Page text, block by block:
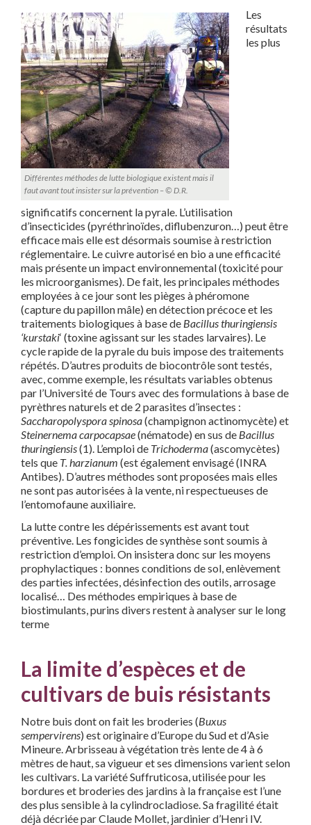
Différentes méthodes de lutte biologique existent mais il
faut avant tout insister sur la prévention – © D.R.
Les
résultats
les plus
significatifs concernent la pyrale. L’utilisation
d’insecticides (pyréthrinoïdes, diflubenzuron…) peut être
efficace mais elle est désormais soumise à restriction
réglementaire. Le cuivre autorisé en bio a une efficacité
mais présente un impact environnemental (toxicité pour
les microorganismes). De fait, les principales méthodes
employées à ce jour sont les pièges à phéromone
(capture du papillon mâle) en détection précoce et les
traitements biologiques à base de Bacillus thuringiensis
‘kurstaki‘ (toxine agissant sur les stades larvaires). Le
cycle rapide de la pyrale du buis impose des traitements
répétés. D’autres produits de biocontrôle sont testés,
avec, comme exemple, les résultats variables obtenus
par l’Université de Tours avec des formulations à base de
pyrèthres naturels et de 2 parasites d’insectes :
Saccharopolyspora spinosa(champignon actinomycète) et
Steinernema carpocapsae(nématode) en sus de Bacillus
thuringiensis(1). L’emploi de Trichoderma(ascomycètes)
tels que T. harzianum (est également envisagé (INRA
Antibes). D’autres méthodes sont proposées mais elles
ne sont pas autorisées à la vente, ni respectueuses de
l’entomofaune auxiliaire.
La lutte contre les dépérissements est avant tout
préventive. Les fongicides de synthèse sont soumis à
restriction d’emploi. On insistera donc sur les moyens
prophylactiques : bonnes conditions de sol, enlèvement
des parties infectées, désinfection des outils, arrosage
localisé… Des méthodes empiriques à base de
biostimulants, purins divers restent à analyser sur le long
terme
La limite d’espèces et de
cultivars de buis résistants
Notre buis dont on fait les broderies (Buxus
sempervirens) est originaire d’Europe du Sud et d’Asie
Mineure. Arbrisseau à végétation très lente de 4 à 6
mètres de haut, sa vigueur et ses dimensions varient selon
les cultivars. La variété Suffruticosa, utilisée pour les
bordures et broderies des jardins à la française est l’une
des plus sensible à la cylindrocladiose. Sa fragilité était
déjà décriée par Claude Mollet, jardinier d’Henri IV.